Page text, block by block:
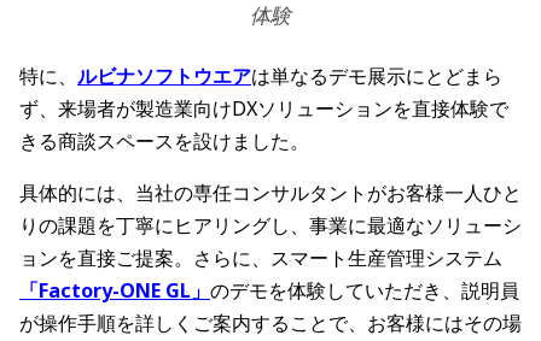
体験
特に、 ルビナソフトウエアは単なるデモ展示にとどまら
ず、来場者が製造業向けDXソリューションを直接体験で
きる商談スペースを設けました。
具体的には、当社の専任コンサルタントがお客様一人ひと
りの課題を丁寧にヒアリングし、事業に最適なソリューシ
ョンを直接ご提案。さらに、スマート生産管理システム
「Factory-ONE GL」 のデモを体験していただき、説明員
が操作手順を詳しくご案内することで、お客様にはその場